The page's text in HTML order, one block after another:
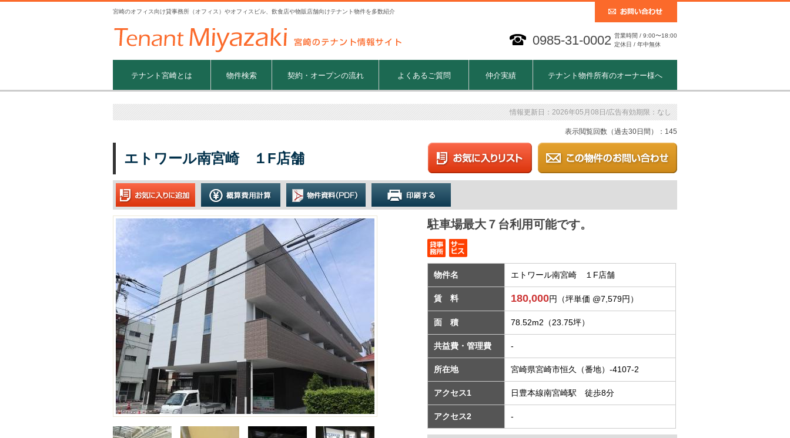
宮崎のオフィス向け貸事務所（オフィス）やオフィスビル、飲食店や物販店舗向けテナント物件を多数紹介
0985-31-0002 営業時間 / 9:00〜18:00
定休日 / 年中無休
テナント宮崎とは 物件検索 契約・オープンの流れ よくあるご質問 仲介実績 テナント物件所有のオーナー様へ
情報更新日：2026年05月08日/広告有効期限：なし
表示閲覧回数（過去30日間）：145
エトワール南宮崎 １F店舗
駐車場最大７台利用可能です。
物件名 エトワール南宮崎 １F店舗
賃 料 180,000円（坪単価 @7,579円）
面 積 78.52m2 （23.75坪）
共益費・管理費 -
所在地 宮崎県宮崎市恒久（番地）-4107-2
アクセス1 日豊本線南宮崎駅 徒歩8分
アクセス2 -